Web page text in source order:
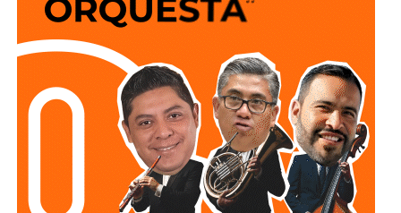
policiales, organismos de auxilio y representantes del
sector privado, el Mandatario Estatal destacó que esta
inversión permitirá reducir riesgos para el personal
operativo, atender con mayor rapidez situaciones de
emergencia y garantizar más seguridad y tranquilidad a las
familias potosinas.